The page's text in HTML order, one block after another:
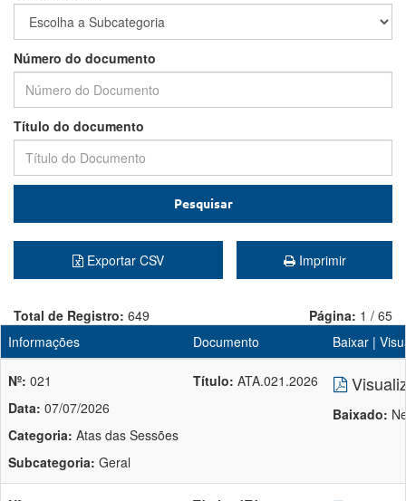
Número do documento
Título do documento
Pesquisar
Exportar CSV Imprimir
Total de Registro: 649 Página: 1 / 65
Informações
Documento Baixar |
Nº: 021
Data: 07/07/2026
Categoria: Atas das Sessões
Subcategoria: Geral
Título: ATA.021.2026
Baixado: